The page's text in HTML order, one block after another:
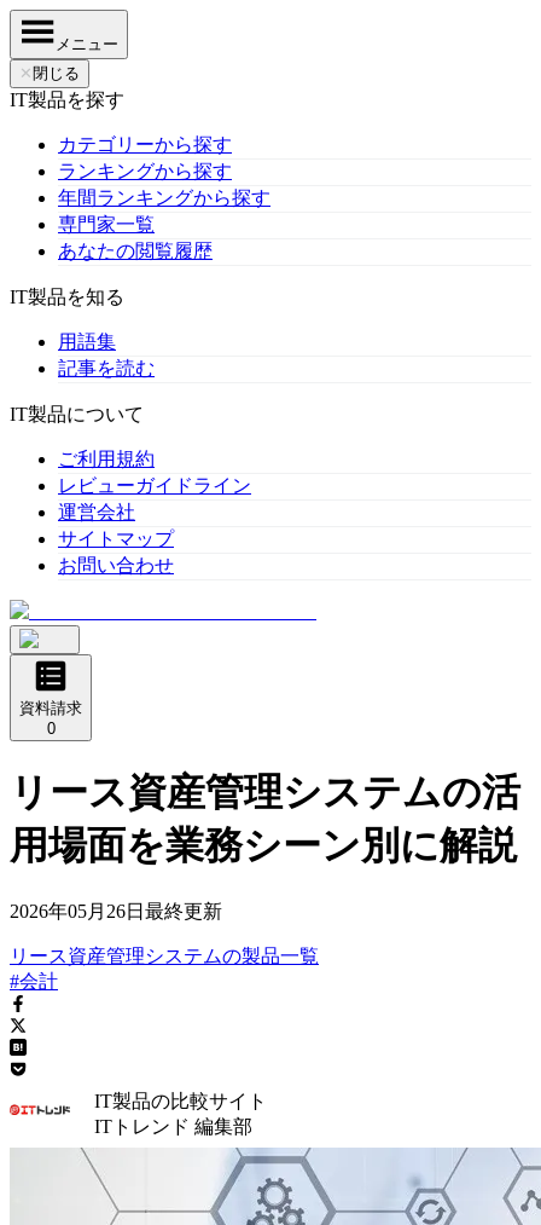
メニュー
✕ 閉じる
IT製品を探す
カテゴリーから探す
ランキングから探す
年間ランキングから探す
専門家一覧
あなたの閲覧履歴
IT製品を知る
用語集
記事を読む
IT製品について
ご利用規約
レビューガイドライン
運営会社
サイトマップ
お問い合わせ
資料請求
0
リース資産管理システムの活
用場面を業務シーン別に解説
2026年05月26日 最終更新
リース資産管理システムの製品一覧
#会計
IT製品の比較サイト
ITトレンド 編集部